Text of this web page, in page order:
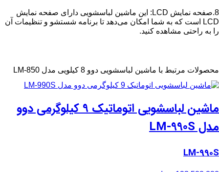
8.صفحه نمایش LCD: این ماشین لباسشویی دارای صفحه نمایش
LCD است که به شما امکان می‌دهد تا برنامه شستشو و تنظیمات آن
را به راحتی مشاهده کنید.
محصولات مرتبط با ماشین لباسشویی دوو 8 کیلویی مدل LM-850
ماشین لباسشویی اتوماتیک 9 کیلوگرمی دوو
مدل LM-990S
LM-990S